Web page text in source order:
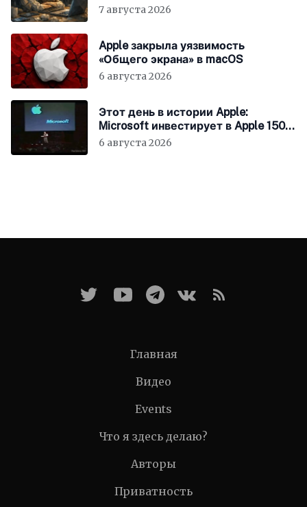
7 августа 2026
Apple закрыла уязвимость
«Общего экрана» в macOS
6 августа 2026
Этот день в истории Apple:
Microsoft инвестирует в Apple 150
миллионов долларов
6 августа 2026
Главная
Видео
Events
Что я здесь делаю?
Авторы
Приватность